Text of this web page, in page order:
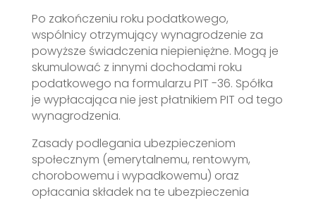
Po zakończeniu roku podatkowego,
wspólnicy otrzymujący wynagrodzenie za
powyższe świadczenia niepieniężne. Mogą je
skumulować z innymi dochodami roku
podatkowego na formularzu PIT -36. Spółka
je wypłacająca nie jest płatnikiem PIT od tego
wynagrodzenia.
Zasady podlegania ubezpieczeniom
społecznym (emerytalnemu, rentowym,
chorobowemu i wypadkowemu) oraz
opłacania składek na te ubezpieczenia